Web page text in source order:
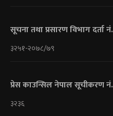
सूचना तथा प्रसारण विभाग दर्ता नं.
३२५१-२०७८/७९
प्रेस काउन्सिल नेपाल सूचीकरण नं.
३२३६